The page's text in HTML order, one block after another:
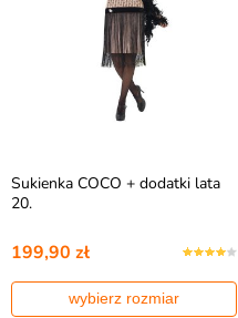
Sukienka COCO + dodatki lata
20.
199,90 zł
wybierz rozmiar